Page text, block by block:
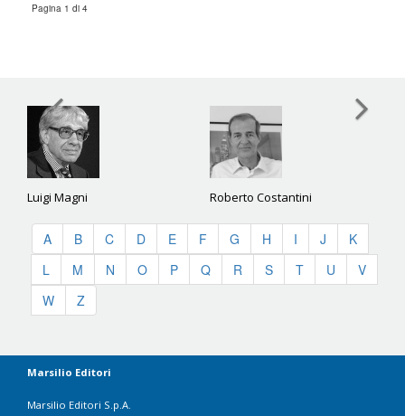
Pagina 1 di 4
Luigi Magni Roberto Costantini
A B C D E F G H I J
K
L
M N O P Q R S T U
V
W
Z
Marsilio Editori
Marsilio Editori S.p.A.